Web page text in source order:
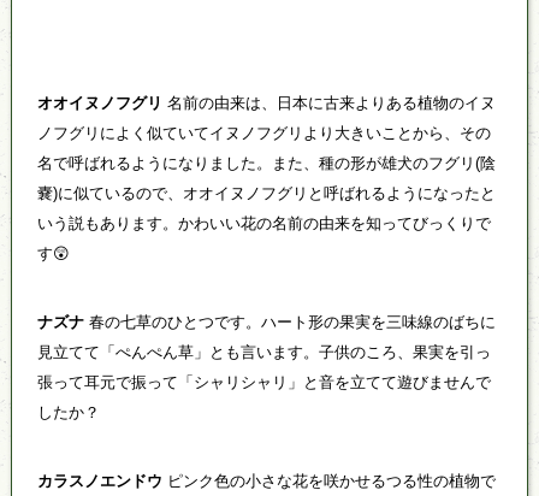
オオイヌノフグリ 名前の由来は、日本に古来よりある植物のイヌ
ノフグリによく似ていてイヌノフグリより大きいことから、その
名で呼ばれるようになりました。また、種の形が雄犬のフグリ(陰
嚢)に似ているので、オオイヌノフグリと呼ばれるようになったと
いう説もあります。かわいい花の名前の由来を知ってびっくりで
す😲
ナズナ 春の七草のひとつです。ハート形の果実を三味線のばちに
見立てて「ぺんぺん草」とも言います。子供のころ、果実を引っ
張って耳元で振って「シャリシャリ」と音を立てて遊びませんで
したか？
カラスノエンドウ ピンク色の小さな花を咲かせるつる性の植物で